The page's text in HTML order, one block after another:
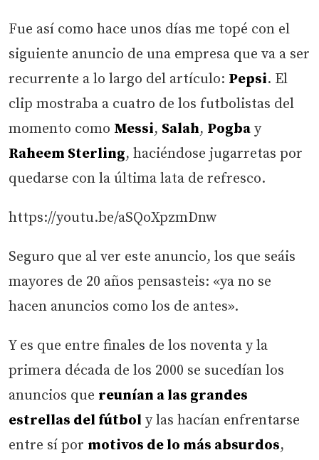
Fue así como hace unos días me topé con el
siguiente anuncio de una empresa que va a ser
recurrente a lo largo del artículo: Pepsi. El
clip mostraba a cuatro de los futbolistas del
momento como Messi, Salah, Pogba y
Raheem Sterling, haciéndose jugarretas por
quedarse con la última lata de refresco.
https://youtu.be/aSQoXpzmDnw
Seguro que al ver este anuncio, los que seáis
mayores de 20 años pensasteis: «ya no se
hacen anuncios como los de antes».
Y es que entre finales de los noventa y la
primera década de los 2000 se sucedían los
anuncios que reunían a las grandes
estrellas del fútbol y las hacían enfrentarse
entre sí por motivos de lo más absurdos,